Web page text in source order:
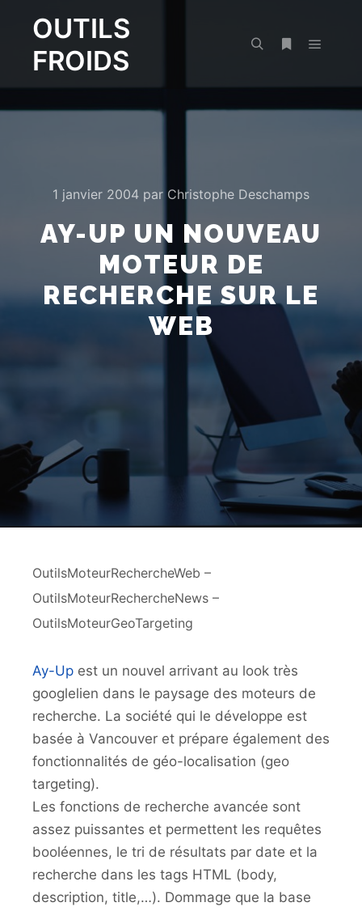
OUTILS
FROIDS
1 janvier 2004 par Christophe Deschamps
AY-UP UN NOUVEAU
MOTEUR DE
RECHERCHE SUR LE
WEB
OutilsMoteurRechercheWeb –
OutilsMoteurRechercheNews –
OutilsMoteurGeoTargeting
Ay-Up est un nouvel arrivant au look très
googlelien dans le paysage des moteurs de
recherche. La société qui le développe est
basée à Vancouver et prépare également des
fonctionnalités de géo-localisation (geo
targeting).
Les fonctions de recherche avancée sont
assez puissantes et permettent les requêtes
booléennes, le tri de résultats par date et la
recherche dans les tags HTML (body,
description, title,…). Dommage que la base